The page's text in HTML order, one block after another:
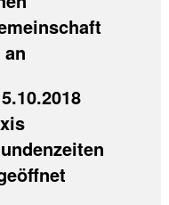
an